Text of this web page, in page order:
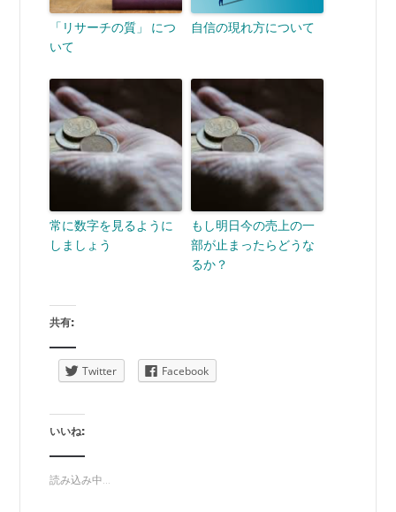
「リサーチの質」 につ
いて
自信の現れ方について
常に数字を見るように
しましょう
もし明日今の売上の一
部が止まったらどうな
るか？
共有:
Twitter Facebook
いいね:
読み込み中...